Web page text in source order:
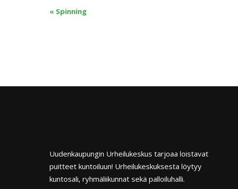
« Spinning
Uudenkaupungin Urheilukeskus tarjoaa loistavat
puitteet kuntoiluun! Urheilukeskuksesta löytyy
kuntosali, ryhmäliikunnat sekä palloiluhalli.